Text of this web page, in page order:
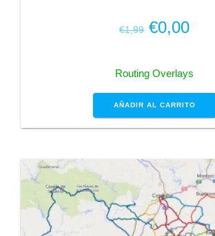
€1,99 El
original
era:
€1,99.
€0,00El
Routing Overlays
AÑADIR AL CARRITO